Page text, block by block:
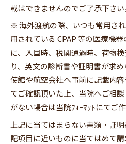
載はできませんのでご了承下さい
※ 海外渡航の際、いつも常用さ
用されている CPAP 等の医療機
に、入国時、税関通過時、荷物
り、英文の診断書や証明書が求
使館や航空会社へ事前に記載内
てご確認頂いた上、当院へご相
がない場合は当院ﾌｫｰﾏｯﾄにてご作
上記に当てはまらない書類・証
記項目に近いものに当てはめて請